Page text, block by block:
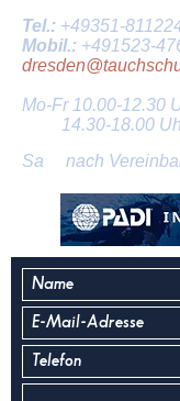
Tel.: +49351-
Mobil.: +491523-
Mo-Fr10.00-12.30
14.30-18.00
Sa nach